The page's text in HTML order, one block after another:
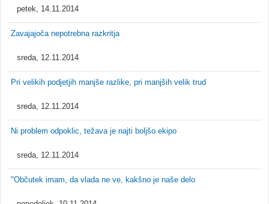
petek, 14.11.2014
Zavajajoča nepotrebna razkritja
sreda, 12.11.2014
Pri velikih podjetjih manjše razlike, pri manjših velik trud
sreda, 12.11.2014
Ni problem odpoklic, težava je najti boljšo ekipo
sreda, 12.11.2014
"Občutek imam, da vlada ne ve, kakšno je naše delo